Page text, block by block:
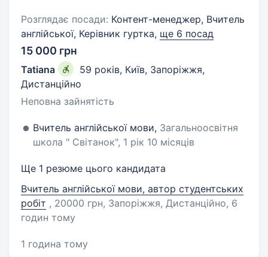
Розглядає посади: Контент-менеджер, Вчитель
англійської, Керівник гуртка, ще 6 посад
15 000 грн
Tatiana 59 років, Київ, Запоріжжя,
Дистанційно
Неповна зайнятість
Вчитель англійської мови, Загальноосвітня
школа " Світанок", 1 рік 10 місяців
Ще 1 резюме цього кандидата
Вчитель англійської мови, автор студентських
робіт , 20000 грн, Запоріжжя, Дистанційно, 6
годин тому
1 година тому